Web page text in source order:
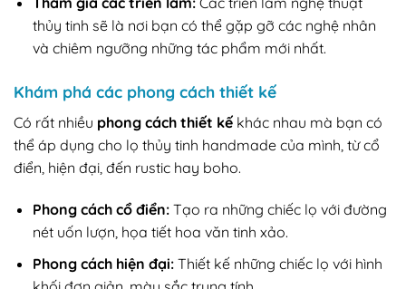
thủy tinh sẽ là nơi bạn có thể gặp gỡ các nghệ nhân
và chiêm ngưỡng những tác phẩm mới nhất.
Khám phá các phong cách thiết kế
Có rất nhiều phong cách thiết kế khác nhau mà bạn có
thể áp dụng cho lọ thủy tinh handmade của mình, từ cổ
điển, hiện đại, đến rustic hay boho.
Phong cách cổ điển:Tạo ra những chiếc lọ với đường
nét uốn lượn, họa tiết hoa văn tinh xảo.
Phong cách hiện đại:Thiết kế những chiếc lọ với hình